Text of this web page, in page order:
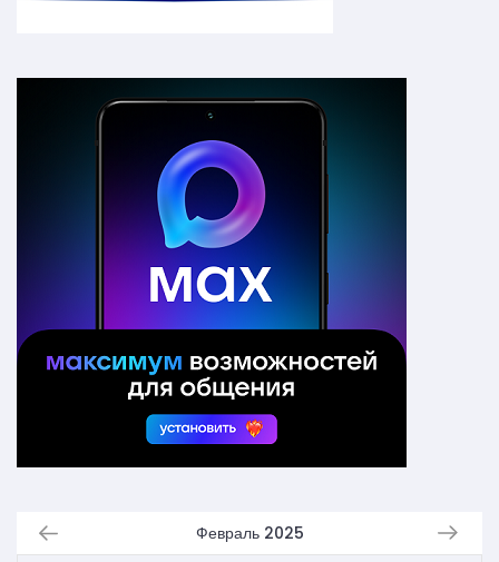
Февраль 2025